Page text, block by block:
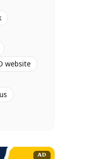
website
AD